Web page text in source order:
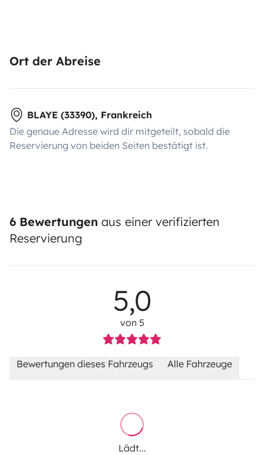
Ort der Abreise
BLAYE (33390), Frankreich
Die genaue Adresse wird dir mitgeteilt, sobald die
Reservierung von beiden Seiten bestätigt ist.
6 Bewertungen aus einer verifizierten
Reservierung
5,0
von 5
Bewertungen dieses Fahrzeugs Alle Fahrzeuge
Lädt...